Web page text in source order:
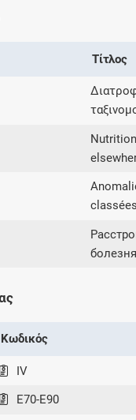
Τίτλος
Κωδικός
IV
E70-E90